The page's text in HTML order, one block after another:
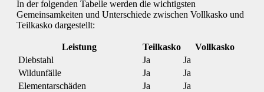
In der folgenden Tabelle werden die wichtigsten
Gemeinsamkeiten und Unterschiede zwischen Vollkasko und
Teilkasko dargestellt:
Leistung Teilkasko
Vollkasko
Diebstahl
Ja
Ja
Wildunfälle
Ja
Ja
Elementarschäden
Ja
Ja